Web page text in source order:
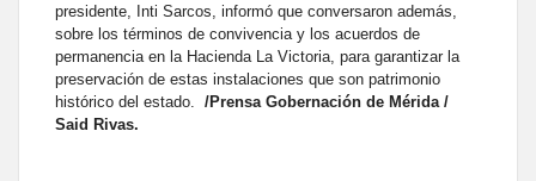
presidente, Inti Sarcos, informó que conversaron además,
sobre los términos de convivencia y los acuerdos de
permanencia en la Hacienda La Victoria, para garantizar la
preservación de estas instalaciones que son patrimonio
histórico del estado. /Prensa Gobernación de Mérida /
Said Rivas.